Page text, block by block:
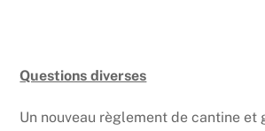
Questions diverses
Un nouveau règlement de cantine et